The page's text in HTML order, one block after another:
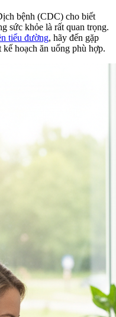
bệnh (CDC) cho biết
sức khỏe là rất quan trọng.
tiểu đường, hãy đến gặp
hoạch ăn uống phù hợp.